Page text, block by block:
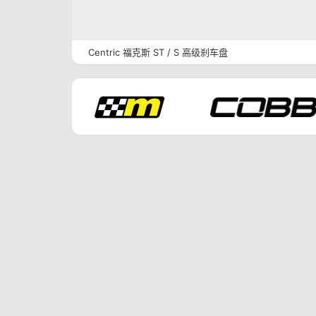
Centric 福克斯 ST / S 高级刹车盘